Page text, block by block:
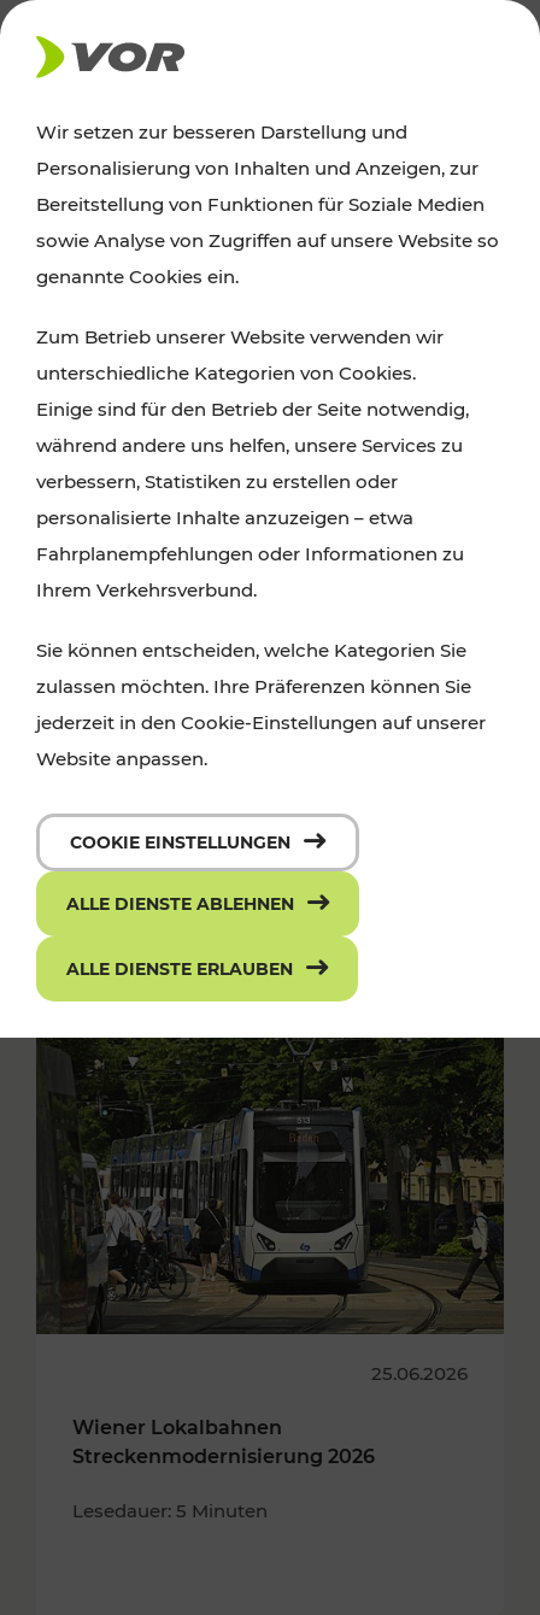
AKTUELLES
News
Alle wichtigen Meldungen zu Fahrplanänderungen,
finden Sie hier im Überblick.
25.06.2026
Wiener Lokalbahnen
Streckenmodernisierung 2026
Lesedauer: 5 Minuten
Wir setzen zur besseren Darstellung und
Personalisierung von Inhalten und Anzeigen, zur
Bereitstellung von Funktionen für Soziale Medien
sowie Analyse von Zugriffen auf unsere Website so
genannte Cookies ein.
Zum Betrieb unserer Website verwenden wir
unterschiedliche Kategorien von Cookies.
Einige sind für den Betrieb der Seite notwendig,
während andere uns helfen, unsere Services zu
verbessern, Statistiken zu erstellen oder
personalisierte Inhalte anzuzeigen – etwa
Fahrplanempfehlungen oder Informationen zu
Ihrem Verkehrsverbund.
Sie können entscheiden, welche Kategorien Sie
zulassen möchten. Ihre Präferenzen können Sie
jederzeit in den Cookie-Einstellungen auf unserer
Website anpassen.
COOKIE EINSTELLUNGEN
ALLE DIENSTE ABLEHNEN
ALLE DIENSTE ERLAUBEN